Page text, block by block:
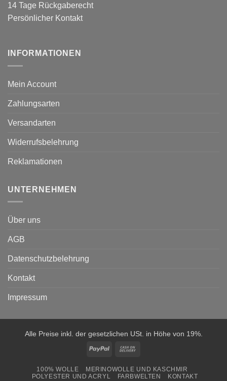
14 Tage Rückgaberecht
Persönlicher Kontakt
INFORMATIONEN
Mein Account
Zahlungsarten
Versandarten
Widerrufsbelehrung
Reklamationen
UNTERNEHMEN
Über uns
AGB
Datenschutzbelehrung
Kontakt
Impressum
Alle Preise inkl. der gesetzlichen USt. in Höhe von 19%.
PayPal
Delivery
100% WOLLE
MERINOWOLLE UND KASCHMIR
POLYESTER UND ACRYL
FARBWELTEN KONTAKT